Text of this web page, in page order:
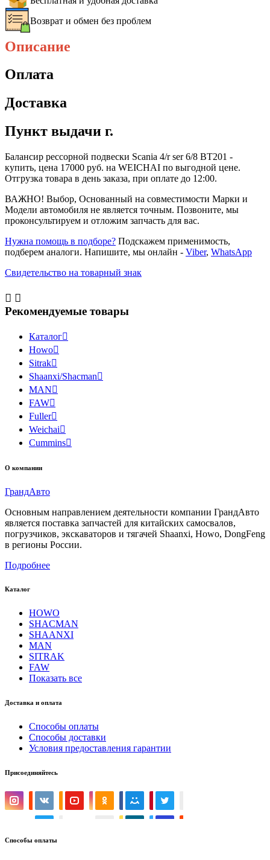
Возврат и обмен без проблем
Описание
Оплата
Доставка
Пункт выдачи г.
Балансир рессорной подвески Scania 4/r ser 6/8 ВТ201 -
купить, цена 17000 руб. на WEICHAI по выгодной цене.
Отгрузка товара в день заказа, при оплате до 12:00.
ВАЖНО! Выбор, Основанный на совместимости Марки и
Модели автомобиля не является точным. Позвоните, мы
проконсультируем и отложим запчасть для вас.
Нужна помощь в подборе? Подскажем применимость,
подберем аналоги. Напишите, мы онлайн - Viber, WhatsApp
Свидетельство на товарный знак
 
Рекомендуемые товары
Каталог
Howo
Sitrak
Shaanxi/Shacman
MAN
FAW
Fuller
Weichai
Cummins
О компании
ГрандАвто
Основным направлением деятельности компании ГрандАвто
является поставка запчастей для китайских самосвалов,
погрузчиков, экскаваторов и тягачей Shaanxi, Howo, DongFeng
в регионы России.
Подробнее
Каталог
HOWO
SHACMAN
SHAANXI
MAN
SITRAK
FAW
Показать все
Доставка и оплата
Способы оплаты
Способы доставки
Условия предоставления гарантии
Присоединяйтесь
Способы оплаты